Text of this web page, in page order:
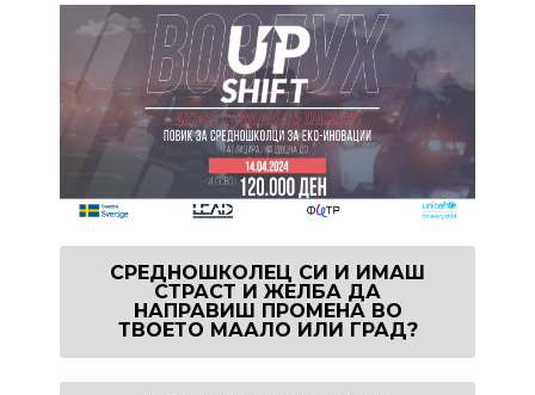
СРЕДНОШКОЛЕЦ СИ И ИМАШ
СТРАСТ И ЖЕЛБА ДА
НАПРАВИШ ПРОМЕНА ВО
ТВОЕТО МААЛО ИЛИ ГРАД?